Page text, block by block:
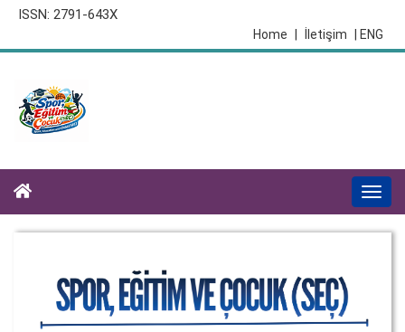
ISSN: 2791-643X
| ENG
İletişim
Home